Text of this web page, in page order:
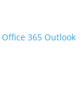
Office 365 Outlook